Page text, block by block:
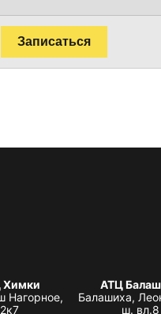
Записаться
Химки
Нагорное,
2к7
АТЦ
Балашиха,
ш. вл.8